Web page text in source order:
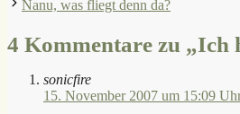
Nanu, was fliegt denn da?
4 Kommentare zu „Ich
sonicfire
15. November 2007 um 15:09